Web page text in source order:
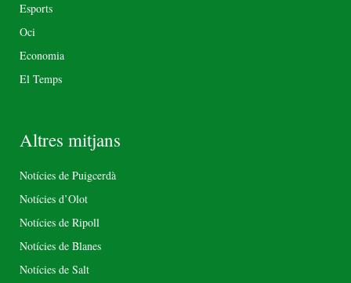
Esports
Oci
Economia
El Temps
Altres mitjans
Notícies de Puigcerdà
Notícies d’Olot
Notícies de Ripoll
Notícies de Blanes
Notícies de Salt